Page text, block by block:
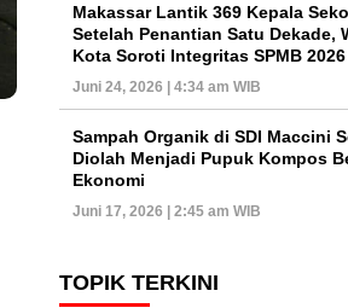
Makassar Lantik 369 Kepala
Setelah Penantian Satu Dekade,
Kota Soroti Integritas SPMB 2026
Juni 24, 2026 | 4:34 am WIB
Sampah Organik di SDI Maccini
Diolah Menjadi Pupuk Kompos
Ekonomi
Juni 17, 2026 | 2:45 am WIB
TOPIK TERKINI